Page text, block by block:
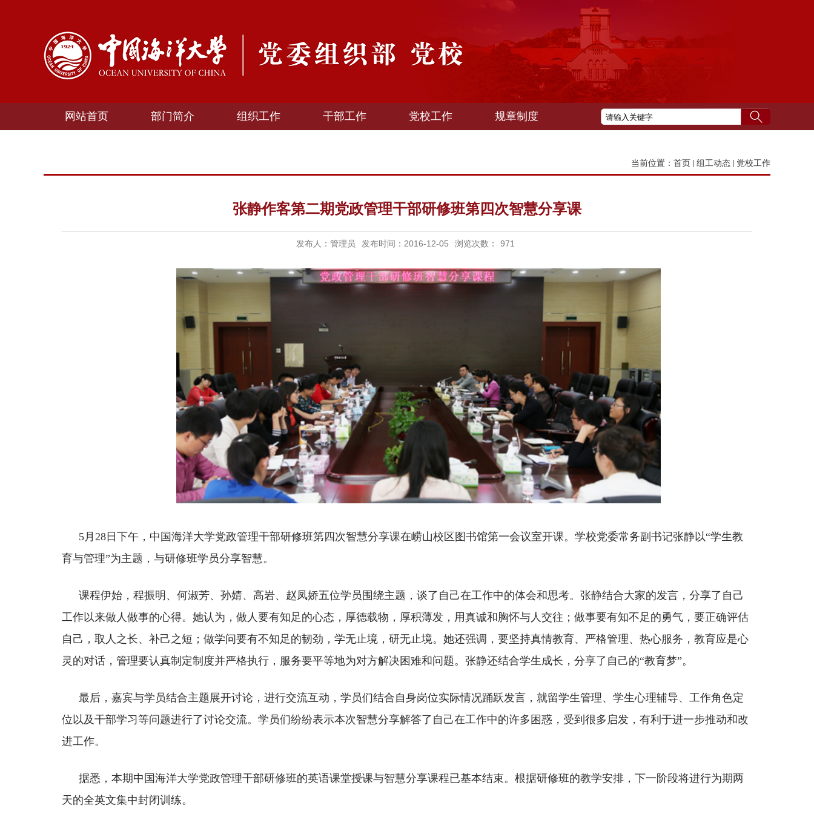
网站首页 部门简介 组织工作 干部工作 党校工作 规章制度
当前位置： 首页 组工动态 党校工作
张静作客第二期党政管理干部研修班第四次智慧分享课
发布人：管理员 发布时间：2016-12-05 浏览次数： 971
5月 28日下午， 中国海洋大学党政管理干部研修班第四次智慧分享课在崂山校区图书馆第一会议室开课。学校党委常务副书记张静以“学生教
育与管理”为主题，与研修班学员分享智慧。
课程伊始，程振明、何淑芳、孙婧、高岩、赵凤娇五位学员围绕主题，谈了自己在工作中的体会和思考。张静结合大家的发言，分享了自己
工作以来做人做事的心得。她认为，做人要有知足的心态，厚德载物，厚积薄发，用真诚和胸怀与人交往；做事要有知不足的勇气，要正确评估
自己，取人之长、补己之短；做学问要有不知足的韧劲，学无止境，研无止境。她还强调，要坚持真情教育、严格管理、热心服务，教育应是心
灵的对话，管理要认真制定制度并严格执行，服务要平等地为对方解决困难和问题。张静还结合学生成长，分享了自己的“教育梦”。
最后，嘉宾与学员结合主题展开讨论，进行交流互动，学员们结合自身岗位实际情况踊跃发言，就留学生管理、学生心理辅导、工作角色定
位以及干部学习等问题进行了讨论交流。学员们纷纷表示本次智慧分享解答了自己在工作中的许多困惑，受到很多启发，有利于进一步推动和改
进工作。
据悉，本期中国海洋大学党政管理干部研修班的英语课堂授课与智慧分享课程已基本结束。根据研修班的教学安排，下一阶段将进行为期两
天的全英文集中封闭训练。